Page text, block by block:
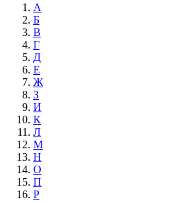
А
Б
В
Г
Д
Е
Ж
З
И
К
Л
М
Н
О
П
Р